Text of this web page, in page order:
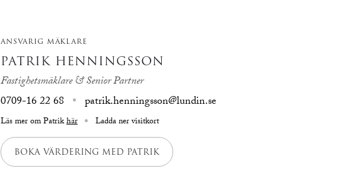
ANSVARIG MÄKLARE
PATRIK HENNINGSSON
Fastighetsmäklare & Senior Partner
0709-16 22 68
patrik.henningsson@lundin.se
Läs mer om Patrikhär Ladda ner visitkort
BOKA VÄRDERING MED PATRIK